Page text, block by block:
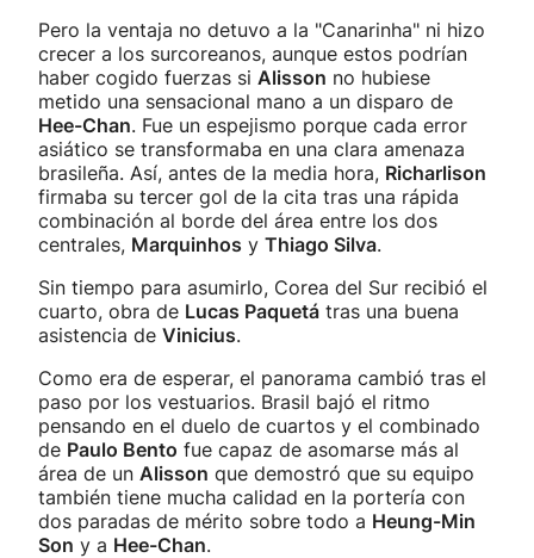
Pero la ventaja no detuvo a la "Canarinha" ni hizo
crecer a los surcoreanos, aunque estos podrían
haber cogido fuerzas si Alisson no hubiese
metido una sensacional mano a un disparo de
Hee-Chan. Fue un espejismo porque cada error
asiático se transformaba en una clara amenaza
brasileña. Así, antes de la media hora, Richarlison
firmaba su tercer gol de la cita tras una rápida
combinación al borde del área entre los dos
centrales, Marquinhos y Thiago Silva.
Sin tiempo para asumirlo, Corea del Sur recibió el
cuarto, obra de Lucas Paquetá tras una buena
asistencia de Vinicius.
Como era de esperar, el panorama cambió tras el
paso por los vestuarios. Brasil bajó el ritmo
pensando en el duelo de cuartos y el combinado
de Paulo Bento fue capaz de asomarse más al
área de un Alisson que demostró que su equipo
también tiene mucha calidad en la portería con
dos paradas de mérito sobre todo a Heung-Min
Son y a Hee-Chan.